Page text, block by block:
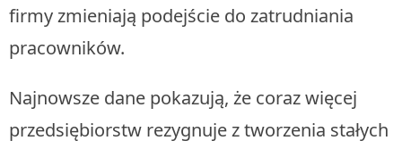
firmy zmieniają podejście do zatrudniania
pracowników.
Najnowsze dane pokazują, że coraz więcej
przedsiębiorstw rezygnuje z tworzenia stałych